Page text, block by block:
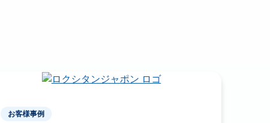
お客様事例